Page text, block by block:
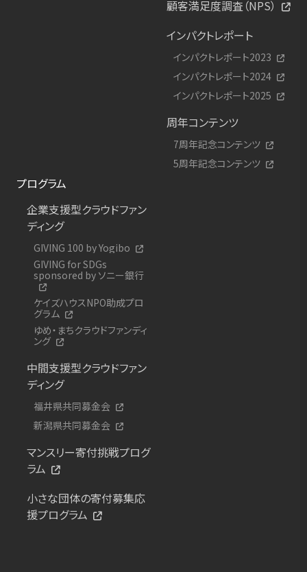
顧客満足度調査（NPS）
インパクトレポート
インパクトレポート2023
インパクトレポート2024
インパクトレポート2025
周年コンテンツ
7周年記念コンテンツ
5周年記念コンテンツ
プログラム
企業支援型クラウドファン
ディング
GIVING 100 by Yogibo
GIVING for SDGs
sponsored by ソニー銀行
ケイズハウスNPO助成プロ
グラム
ゆめ・まちクラウドファンディ
ング
中間支援型クラウドファン
ディング
福井県共同募金会
新潟県共同募金会
マンスリー寄付挑戦プログ
ラム
小さな団体の寄付募集応
援プログラム